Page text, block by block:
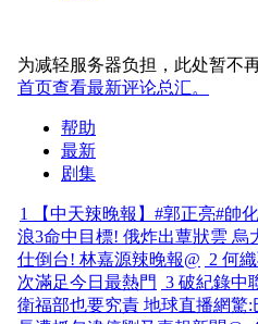
为减轻服务器负担，此处暂不
首页查看最新评论总汇。
帮助
最新
剧集
1
【中天辣晚報】#郭正亮#帥
浪3命中目標! 俄炸出蕈狀雲 烏
仕倒台! 林嘉源辣晚報@ 2 何
次滿足今日最熱門 3 破紀錄中
衛福部也要究責 地球直播網驚